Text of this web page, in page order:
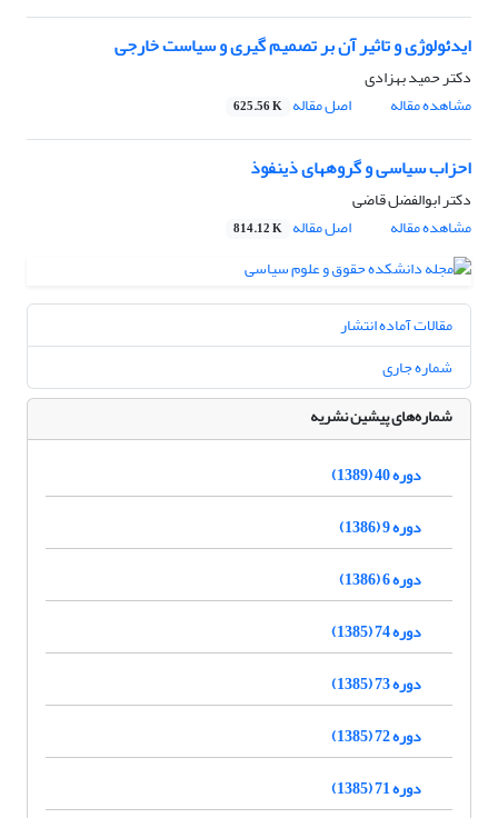
ایدئولوژی و تاثیر آن بر تصمیم گیری و سیاست خارجی
دکتر حمید بهزادی
مشاهده مقاله
اصل مقاله 625.56 K
احزاب سیاسی و گروههای ذینفوذ
دکتر ابوالفضل قاضی
مشاهده مقاله
اصل مقاله 814.12 K
مقالات آماده انتشار
شماره جاری
شماره‌های پیشین نشریه
دوره 40 (1389)
دوره 9 (1386)
دوره 6 (1386)
دوره 74 (1385)
دوره 73 (1385)
دوره 72 (1385)
دوره 71 (1385)